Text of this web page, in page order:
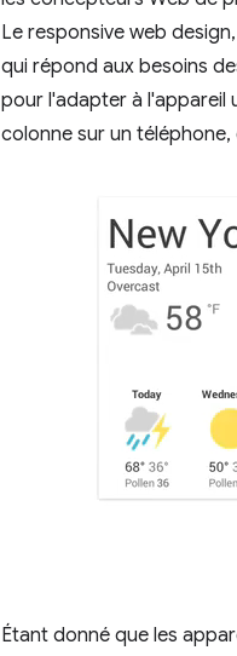
Le responsive web
qui répond aux besoins
pour l'adapter à l'appareil
colonne sur un
Étant donné que les